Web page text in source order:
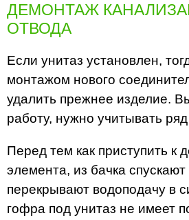
ДЕМОНТАЖ
ОТВОДА
Если унитаз установлен,
монтажом нового
удалить прежнее изделие.
работу, нужно учитывать
Перед тем как приступить к
элемента, из бачка спускают
перекрывают водоподачу в
гофра под унитаз не имеет